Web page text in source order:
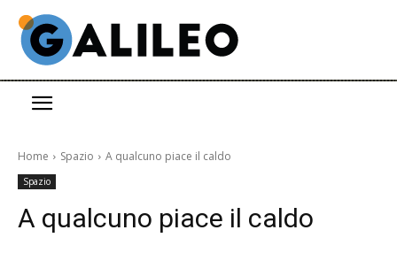
Home Spazio A qualcuno piace il caldo
Spazio
A qualcuno piace il caldo